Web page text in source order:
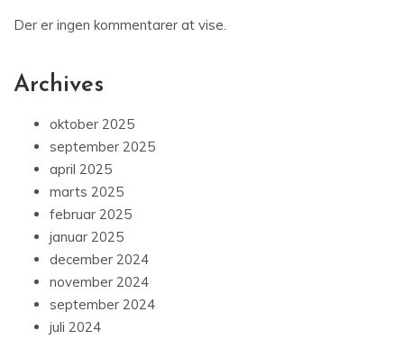
Der er ingen kommentarer at vise.
Archives
oktober 2025
september 2025
april 2025
marts 2025
februar 2025
januar 2025
december 2024
november 2024
september 2024
juli 2024